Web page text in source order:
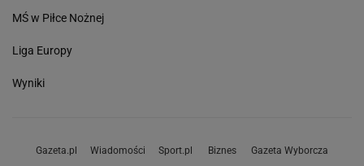
MŚ w Piłce Nożnej
Liga Europy
Wyniki
Gazeta.pl Wiadomości Sport.pl Biznes Gazeta Wyborcza